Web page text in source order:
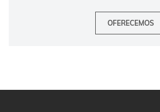
OFERECEMOS